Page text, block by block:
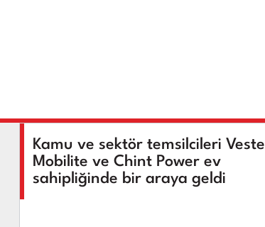
Kamu ve sektör temsilcileri Vestel
Mobilite ve Chint Power ev
sahipliğinde bir araya geldi